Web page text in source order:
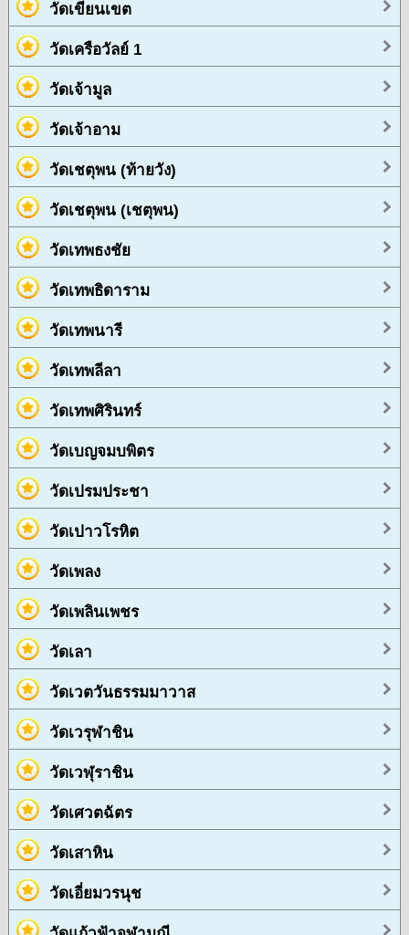
วัดเขียนเขต
วัดเครือวัลย์ 1
วัดเจ้ามูล
วัดเจ้าอาม
วัดเชตุพน (ท้ายวัง)
วัดเชตุพน (เชตุพน)
วัดเทพธงชัย
วัดเทพธิดาราม
วัดเทพนารี
วัดเทพลีลา
วัดเทพศิรินทร์
วัดเบญจมบพิตร
วัดเปรมประชา
วัดเปาวโรหิต
วัดเพลง
วัดเพลินเพชร
วัดเลา
วัดเวตวันธรรมมาวาส
วัดเวรุฬาชิน
วัดเวฬุราชิน
วัดเศวตฉัตร
วัดเสาหิน
วัดเอี่ยมวรนุช